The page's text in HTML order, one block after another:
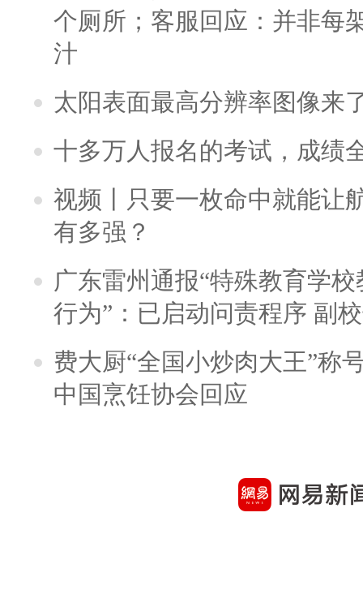
个厕所；客服回应：并非每
汁
太阳表面最高分辨率图像来
十多万人报名的考试，成绩
视频丨只要一枚命中就能让
有多强？
广东雷州通报“特殊教育学
行为”：已启动问责程序 副
费大厨“全国小炒肉大王”称
中国烹饪协会回应